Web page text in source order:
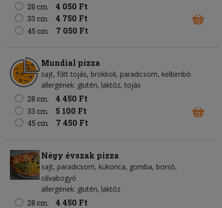
28 cm
4 050 Ft
33 cm 4 750 Ft
45 cm 7 050 Ft
Mundial pizza
sajt főtt tojás brokkoli paradicsom kelbimbó
allergének: glutén, laktóz, tojás
28 cm
4 450 Ft
33 cm 5 100 Ft
45 cm 7 450 Ft
Négy évszak pizza
sajt paradicsom kukorica gomba borsó
olívabogyó
allergének: glutén, laktóz
28 cm
4 450 Ft